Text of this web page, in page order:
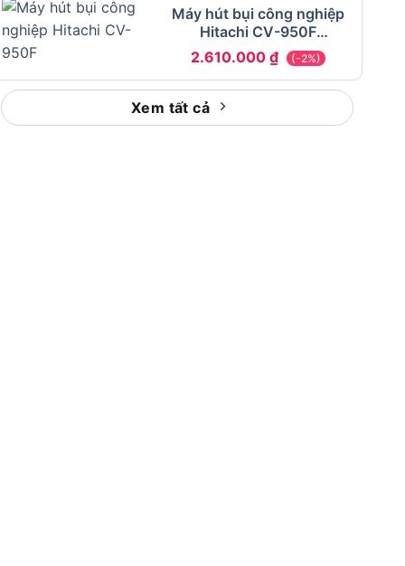
Máy hút bụi công nghiệp
Hitachi CV-950F
24CV(BK) 2000W
2.610.000₫ (-2%)
Xem tất cả